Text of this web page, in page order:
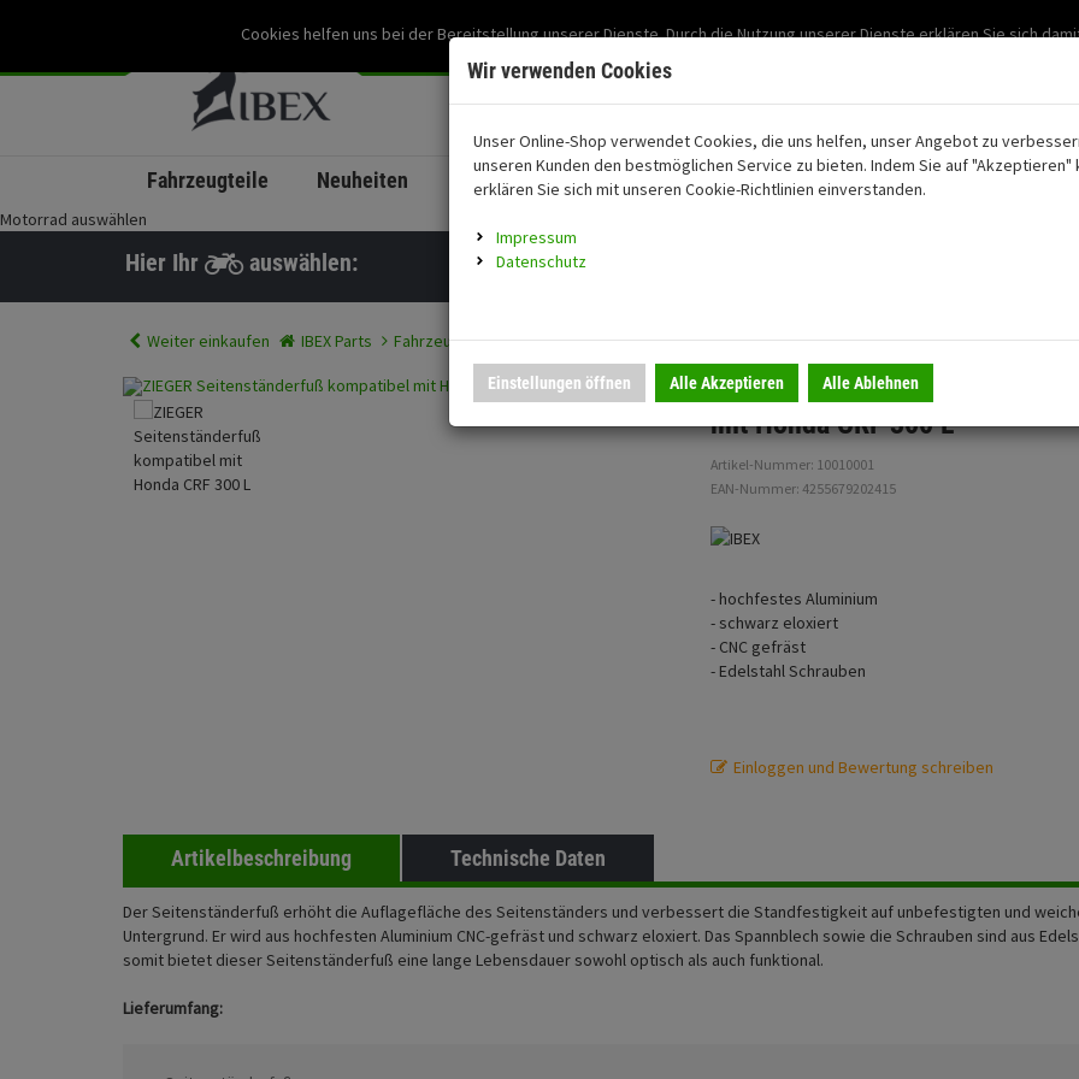
Cookies helfen uns bei der Bereitstellung unserer Dienste. Durch die Nutzung unserer Dienste erklären Sie sich
Mein Konto Support: 03501-
Fahrzeugteile Neuheiten coming soon
Motorrad auswählen
Hier Ihr auswählen:
Weiter einkaufen IBEX Parts Fahrzeugteile ZIEGER Seitenständerfuß kompatibel mit Honda CRF …
ZIEGER Seitenständerfuß
mit Honda CRF 300 L
Artikel-Nummer: 10010001
EAN-Nummer: 4255679202415
- hochfestes Aluminium
- schwarz eloxiert
- CNC gefräst
- Edelstahl Schrauben
Einloggen und Bewertung schreiben
Artikelbeschreibung Technische Daten
Der Seitenständerfuß erhöht die Auflagefläche des Seitenständers und verbessert die Standfestigkeit auf unbefestigten und
Untergrund. Er wird aus hochfesten Aluminium CNC-gefräst und schwarz eloxiert. Das Spannblech sowie die Schrauben sind aus
somit bietet dieser Seitenständerfuß eine lange Lebensdauer sowohl optisch als auch funktional.
Lieferumfang:
Wir verwenden Cookies
Unser Online-Shop verwendet Cookies, die uns helfen, unser Angebot zu
unseren Kunden den bestmöglichen Service zu bieten. Indem Sie auf "Akzeptieren"
erklären Sie sich mit unseren Cookie-Richtlinien einverstanden.
Impressum
Datenschutz
Einstellungen öffnen Alle Akzeptieren Alle Ablehnen